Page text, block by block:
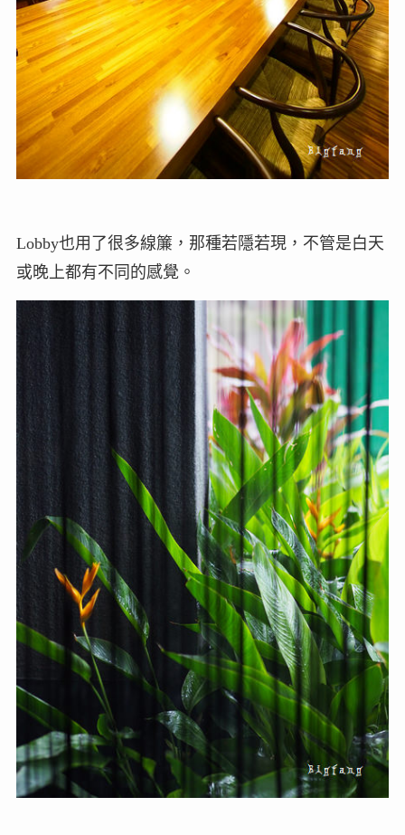
Lobby也用了很多線簾，那種若隱若現，不管是白天
或晚上都有不同的感覺。